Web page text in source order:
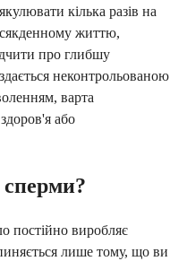
кілька разів на
життю,
про глибшу
неконтрольованою
варта
або
постійно виробляє
лише тому, що ви